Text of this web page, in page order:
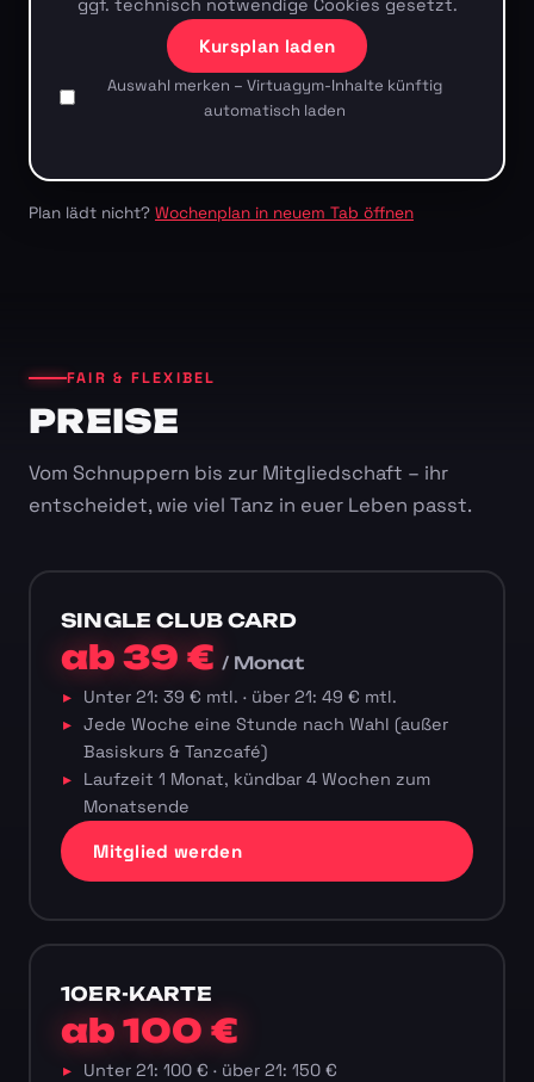
ggf. technisch notwendige Cookies gesetzt.
Kursplan laden
Auswahl merken – Virtuagym-Inhalte künftig
automatisch laden
Plan lädt nicht? Wochenplan in neuem Tab öffnen
FAIR & FLEXIBEL
PREISE
Vom Schnuppern bis zur Mitgliedschaft – ihr
entscheidet, wie viel Tanz in euer Leben passt.
SINGLE CLUB CARD
ab 39 €/ Monat
Unter 21: 39 € mtl. · über 21: 49 € mtl.
Jede Woche eine Stunde nach Wahl (außer
Basiskurs & Tanzcafé)
Laufzeit 1 Monat, kündbar 4 Wochen zum
Monatsende
Mitglied werden
10ER-KARTE
ab 100 €
Unter 21: 100 € · über 21: 150 €